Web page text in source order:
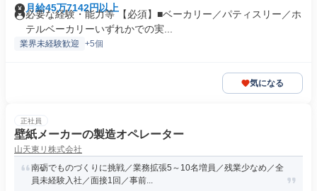
月給45万7142円以上
必要な経験・能力等 【必須】■ベーカリー／パティスリー／ホ
テルベーカリーいずれかでの実...
業界未経験歓迎 +5個
気になる
正社員
壁紙メーカーの製造オペレーター
山天東リ株式会社
南砺でものづくりに挑戦／業務拡張5～10名増員／残業少なめ／全
員未経験入社／面接1回／事前...